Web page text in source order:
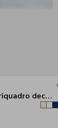
Tappetino bagno con riquadro decorativo